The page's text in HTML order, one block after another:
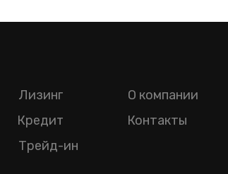
Лизинг
Кредит
Трейд-ин
О компании
Контакты